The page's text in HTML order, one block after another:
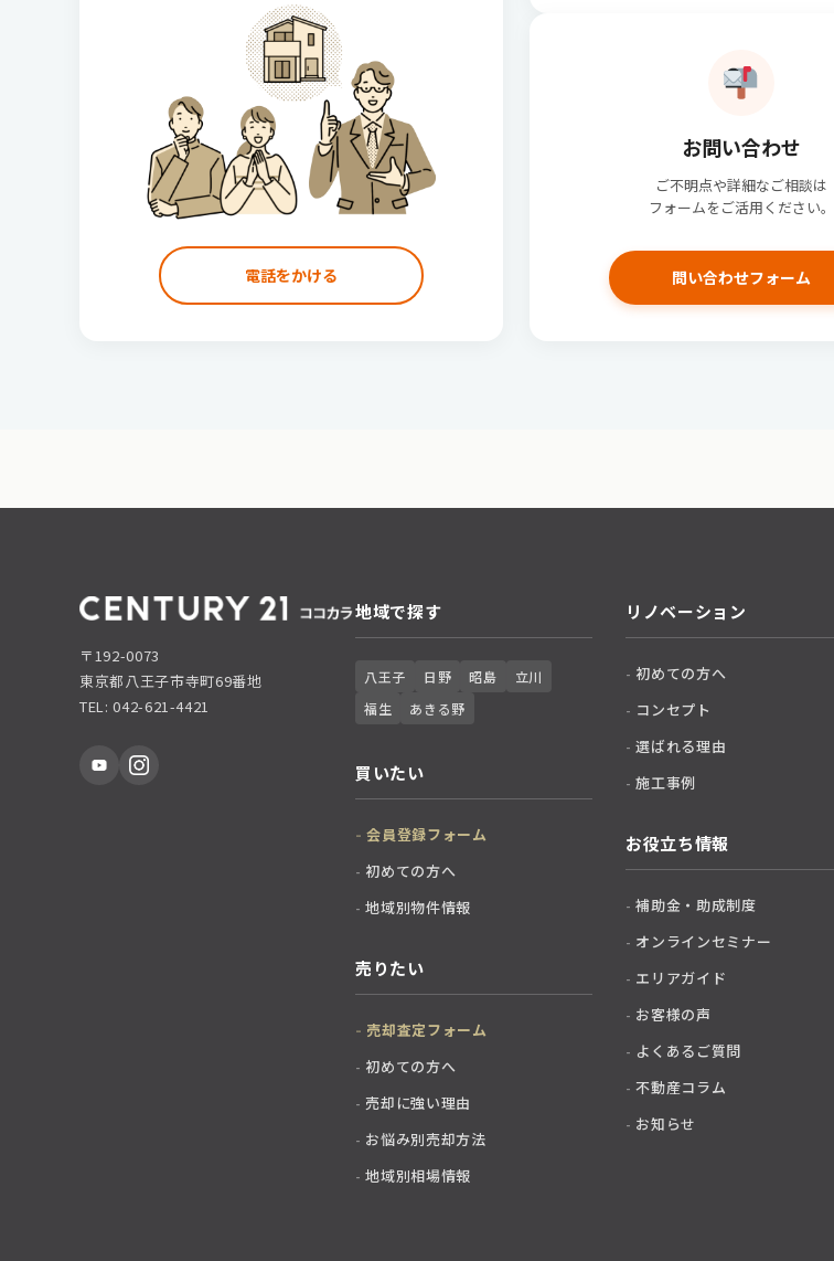
電話をかける
お問い合わせ
ご不明点や詳細なご相談は
フォームをご活用ください。
問い合わせフォーム
〒192-0073
東京都八王子市寺町69番地
TEL: 042-621-4421
地域で探す
八王子 日野 昭島
立川
福生
あきる野
買いたい
会員登録フォーム
初めての方へ
地域別物件情報
売りたい
売却査定フォーム
初めての方へ
売却に強い理由
お悩み別売却方法
地域別相場情報
リノベーション
初めての方へ
コンセプト
選ばれる理由
施工事例
お役立ち情報
補助金・助成制度
オンラインセミナー
エリアガイド
お客様の声
よくあるご質問
不動産コラム
お知らせ